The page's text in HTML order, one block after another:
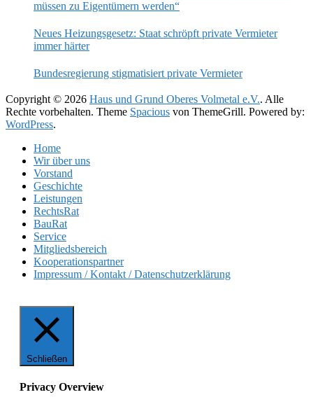
müssen zu Eigentümern werden“
Neues Heizungsgesetz: Staat schröpft private Vermieter
immer härter
Bundesregierung stigmatisiert private Vermieter
Copyright © 2026 Haus und Grund Oberes Volmetal e.V.. Alle
Rechte vorbehalten. Theme Spacious von ThemeGrill. Powered by:
WordPress.
Home
Wir über uns
Vorstand
Geschichte
Leistungen
RechtsRat
BauRat
Service
Mitgliedsbereich
Kooperationspartner
Impressum / Kontakt / Datenschutzerklärung
Schließen
Privacy Overview